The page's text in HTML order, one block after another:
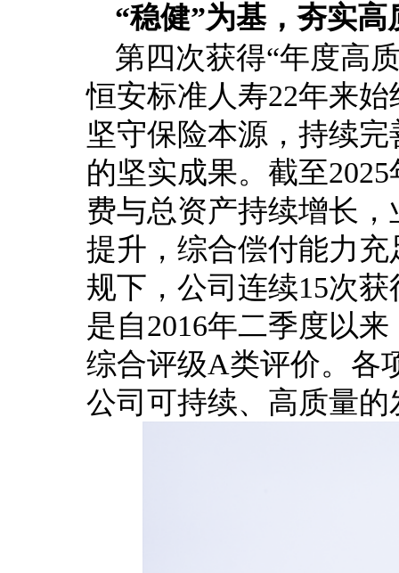
“稳健”为基，夯实
第四次获得“年度高
恒安标准人寿22年来
坚守保险本源，持续
的坚实成果。截至
费与总资产持续增长
提升，综合偿付能力充
规下，公司连续15次
是自2016年二季度以
综合评级A类评价。各
公司可持续、高质量的